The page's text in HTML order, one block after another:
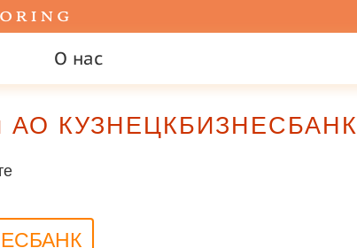
О нас
АО КУЗНЕЦКБИЗНЕСБАНК